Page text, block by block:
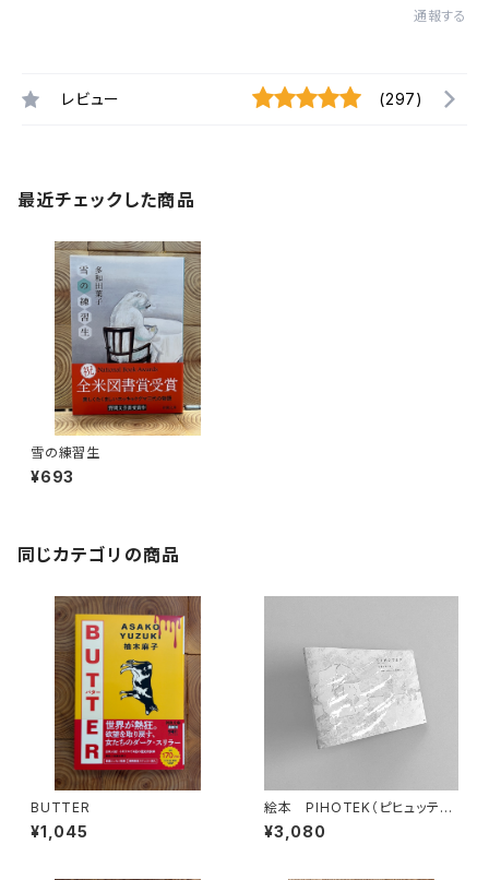
通報する
レビュー (297)
最近チェックした商品
雪の練習生
¥693
同じカテゴリの商品
BUTTER
¥1,045
絵本 PIHOTEK（ピヒュッティ）
北極を風と歩く
¥3,080